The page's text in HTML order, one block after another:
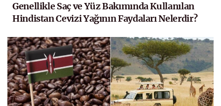
Genellikle Saç ve Yüz Bakımında Kullanılan
Hindistan Cevizi Yağının Faydaları Nelerdir?